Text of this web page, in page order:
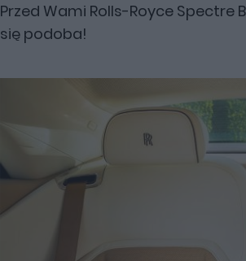
Przed Wami Rolls-Royce Spectre
się podoba!